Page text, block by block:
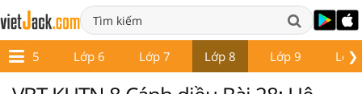
❯
Lớp 5 Lớp 6 Lớp 7 Lớp 8 Lớp 9 Lớp